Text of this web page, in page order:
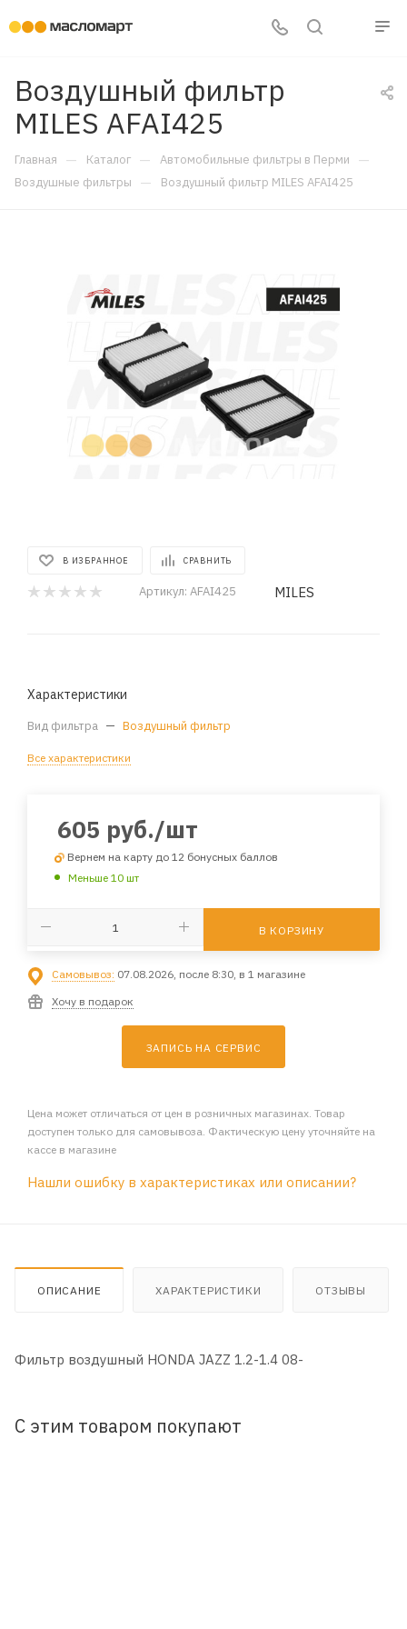
Воздушный фильтр
MILES AFAI425
Главная — Каталог — Автомобильные фильтры в Перми —
Воздушные фильтры — Воздушный фильтр MILES AFAI425
В ИЗБРАННОЕ СРАВНИТЬ
Артикул: AFAI425 MILES
Характеристики
Вид фильтра — Воздушный фильтр
Все характеристики
605 руб./шт
Вернем на карту до 12 бонусных баллов
Меньше 10 шт
В КОРЗИНУ
Самовывоз: 07.08.2026, после 8:30, в 1 магазине
Хочу в подарок
ЗАПИСЬ НА СЕРВИС
Цена может отличаться от цен в розничных магазинах. Товар
доступен только для самовывоза. Фактическую цену уточняйте на
кассе в магазине
Нашли ошибку в характеристиках или описании?
ОПИСАНИЕ ХАРАКТЕРИСТИКИ ОТЗЫВЫ
Фильтр воздушный HONDA JAZZ 1.2-1.4 08-
С этим товаром покупают